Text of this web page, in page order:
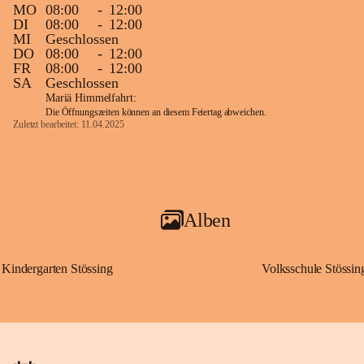
MO 08:00 - 12:00
DI
08:00 - 12:00
MI
Geschlossen
DO
08:00 - 12:00
FR
08:00 - 12:00
SA
Geschlossen
Mariä Himmelfahrt:
Die Öffnungszeiten können an diesem Feiertag abweichen.
Zuletzt bearbeitet: 11.04.2025
Alben
Kindergarten Stössing Volksschule